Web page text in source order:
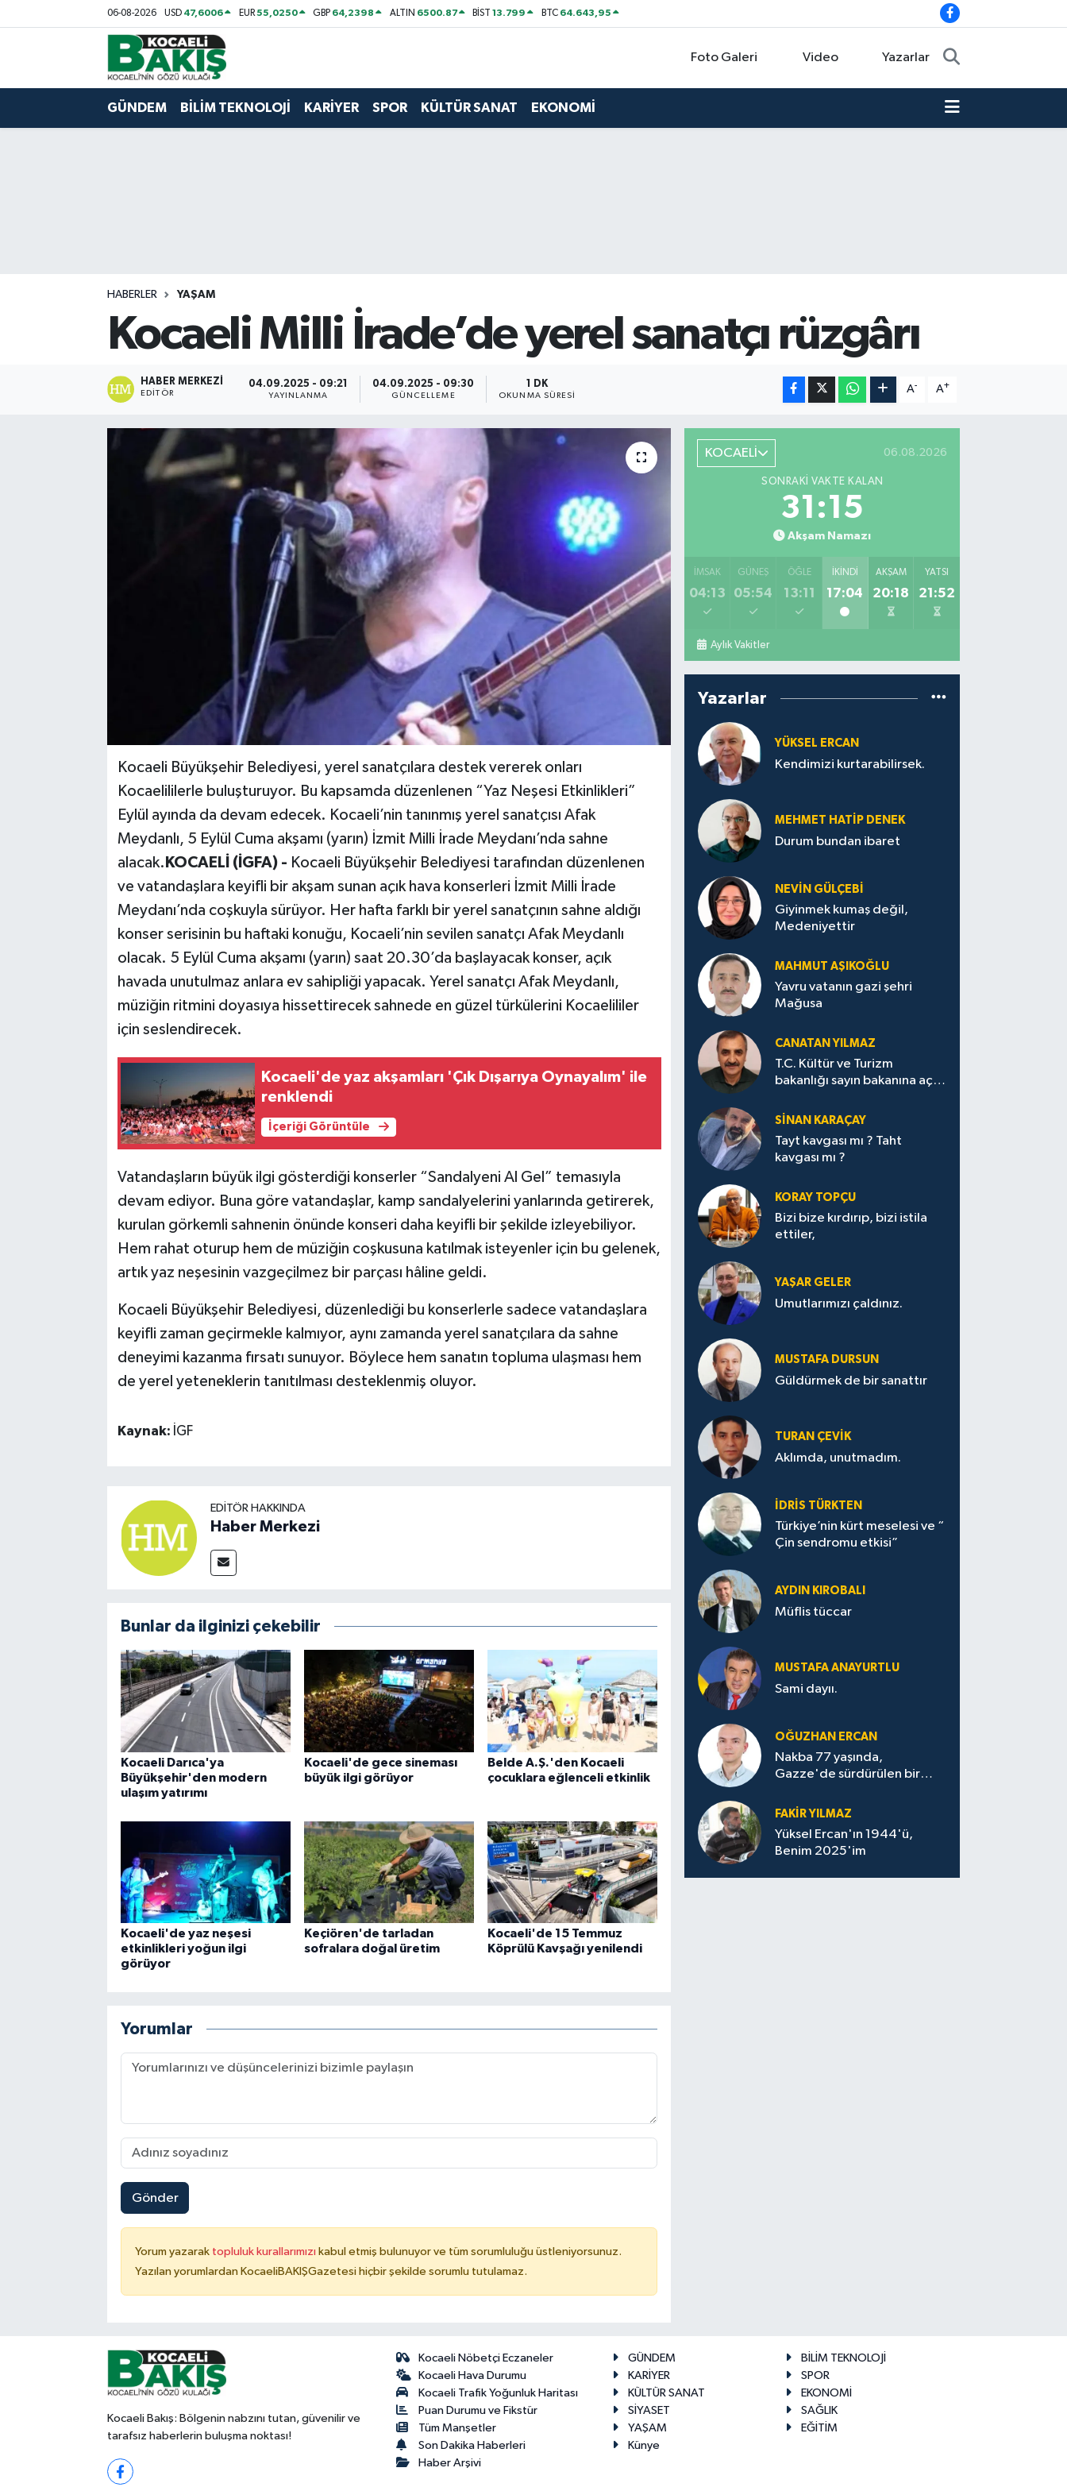
06-08-2026 USD 47,6006 EUR55,0250 GBP 64,2398 ALTIN 6500.87 BİST13.799 BTC 64.643,95
Foto Galeri Video Yazarlar
GÜNDEM BİLİM TEKNOLOJİ KARİYER SPOR KÜLTÜR SANAT EKONOMİ
HABERLER YAŞAM
Kocaeli Milli İrade’de yerel sanatçı rüzgârı
HABER MERKEZI
EDITÖR
04.09.2025 - 09:21
YAYINLANMA
04.09.2025 - 09:30
GÜNCELLEME
1 DK
OKUNMA SÜRESI
A- A+
Kocaeli Büyükşehir Belediyesi, yerel sanatçılara destek vererek onları
Kocaelililerle buluşturuyor. Bu kapsamda düzenlenen “Yaz Neşesi Etkinlikleri”
Eylül ayında da devam edecek. Kocaeli’nin tanınmış yerel sanatçısı Afak
Meydanlı, 5 Eylül Cuma akşamı (yarın) İzmit Milli İrade Meydanı’nda sahne
alacak. KOCAELİ (İGFA) - Kocaeli Büyükşehir Belediyesi tarafından düzenlenen
ve vatandaşlara keyifli bir akşam sunan açık hava konserleri İzmit Milli İrade
Meydanı’nda coşkuyla sürüyor. Her hafta farklı bir yerel sanatçının sahne aldığı
konser serisinin bu haftaki konuğu, Kocaeli’nin sevilen sanatçı Afak Meydanlı
olacak. 5 Eylül Cuma akşamı (yarın) saat 20.30’da başlayacak konser, açık
havada unutulmaz anlara ev sahipliği yapacak. Yerel sanatçı Afak Meydanlı,
müziğin ritmini doyasıya hissettirecek sahnede en güzel türkülerini Kocaelililer
için seslendirecek.
Kocaeli'de yaz akşamları 'Çık Dışarıya Oynayalım' ile
renklendi
İçeriği Görüntüle
Vatandaşların büyük ilgi gösterdiği konserler “Sandalyeni Al Gel” temasıyla
devam ediyor. Buna göre vatandaşlar, kamp sandalyelerini yanlarında getirerek,
kurulan görkemli sahnenin önünde konseri daha keyifli bir şekilde izleyebiliyor.
Hem rahat oturup hem de müziğin coşkusuna katılmak isteyenler için bu gelenek,
artık yaz neşesinin vazgeçilmez bir parçası hâline geldi.
Kocaeli Büyükşehir Belediyesi, düzenlediği bu konserlerle sadece vatandaşlara
keyifli zaman geçirmekle kalmıyor, aynı zamanda yerel sanatçılara da sahne
deneyimi kazanma fırsatı sunuyor. Böylece hem sanatın topluma ulaşması hem
de yerel yeteneklerin tanıtılması desteklenmiş oluyor.
Kaynak: İGF
EDITÖR HAKKINDA
Haber Merkezi
Bunlar da ilginizi çekebilir
Kocaeli Darıca'ya
Büyükşehir'den modern
ulaşım yatırımı
Kocaeli'de gece sineması
büyük ilgi görüyor
Belde A.Ş.'den Kocaeli
çocuklara eğlenceli etkinlik
Kocaeli'de yaz neşesi
etkinlikleri yoğun ilgi
görüyor
Keçiören'de tarladan
sofralara doğal üretim
Kocaeli'de 15 Temmuz
Köprülü Kavşağı yenilendi
Yorumlar
Gönder
Yorum yazarak topluluk kurallarımızı kabul etmiş bulunuyor ve tüm sorumluluğu üstleniyorsunuz.
Yazılan yorumlardan KocaeliBAKIŞGazetesi hiçbir şekilde sorumlu tutulamaz.
KOCAELİ 06.08.2026
SONRAKI VAKTE KALAN
31:14
Akşam Namazı
İMSAK
04:13
GÜNEŞ
05:54
ÖĞLE
13:11
İKINDI
17:04
AKŞAM
20:18
YATSI
21:52
Aylık Vakitler
Yazarlar
YÜKSEL ERCAN
Kendimizi kurtarabilirsek.
MEHMET HATİP DENEK
Durum bundan ibaret
NEVİN GÜLÇEBİ
Giyinmek kumaş değil,
Medeniyettir
MAHMUT AŞIKOĞLU
Yavru vatanın gazi şehri
Mağusa
CANATAN YILMAZ
T.C. Kültür ve Turizm
bakanlığı sayın bakanına açık
SİNAN KARAÇAY
Tayt kavgası mı ? Taht
kavgası mı ?
KORAY TOPÇU
Bizi bize kırdırıp, bizi istila
ettiler,
YAŞAR GELER
Umutlarımızı çaldınız.
MUSTAFA DURSUN
Güldürmek de bir sanattır
TURAN ÇEVİK
Aklımda, unutmadım.
İDRİS TÜRKTEN
Türkiye’nin kürt meselesi ve “
Çin sendromu etkisi”
AYDIN KIROBALI
Müflis tüccar
MUSTAFA ANAYURTLU
Sami dayıı.
OĞUZHAN ERCAN
Nakba 77 yaşında,
Gazze'de sürdürülen bir
FAKİR YILMAZ
Yüksel Ercan'ın 1944'ü,
Benim 2025'im
Kocaeli Bakış: Bölgenin nabzını tutan, güvenilir ve
tarafsız haberlerin buluşma noktası!
Kocaeli Nöbetçi Eczaneler
Kocaeli Hava Durumu
Kocaeli Trafik Yoğunluk Haritası
Puan Durumu ve Fikstür
Tüm Manşetler
Son Dakika Haberleri
Haber Arşivi
GÜNDEM
BİLİM TEKNOLOJİ
KARİYER
SPOR
KÜLTÜR SANAT
EKONOMİ
SİYASET
SAĞLIK
YAŞAM
EĞİTİM
Künye
Kocaeli Nöbetçi Eczaneler
Kocaeli Hava Durumu